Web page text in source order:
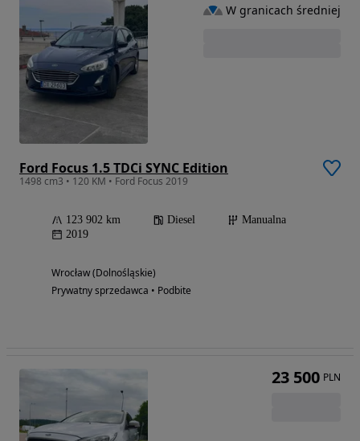
Ford Focus 1.5 TDCi SYNC Edition
1498 cm3 • 120 KM • Ford Focus 2019
123 902 km Diesel
Manualna
2019
Wrocław (Dolnośląskie)
Prywatny sprzedawca • Podbite
W granicach średniej
23 500 PLN